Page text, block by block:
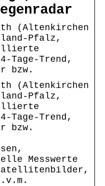
(Altenkirchen
Pfalz,
Tage-Trend,
bzw.
(Altenkirchen
Pfalz,
Tage-Trend,
bzw.
Messwerte
Satellitenbilder,